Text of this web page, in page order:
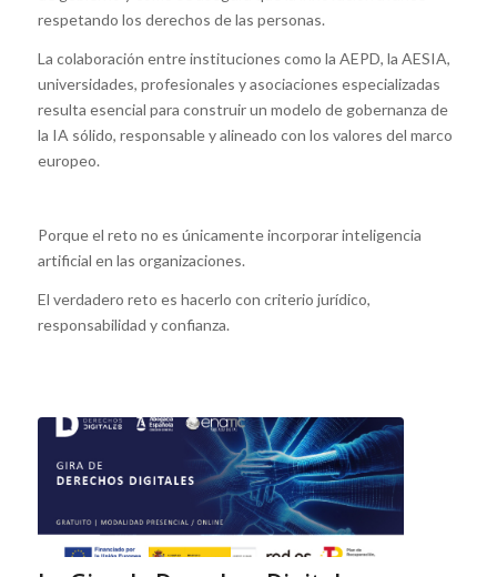
respetando los derechos de las personas.
La colaboración entre instituciones como la AEPD, la AESIA,
universidades, profesionales y asociaciones especializadas
resulta esencial para construir un modelo de gobernanza de
la IA sólido, responsable y alineado con los valores del marco
europeo.
Porque el reto no es únicamente incorporar inteligencia
artificial en las organizaciones.
El verdadero reto es hacerlo con criterio jurídico,
responsabilidad y confianza.